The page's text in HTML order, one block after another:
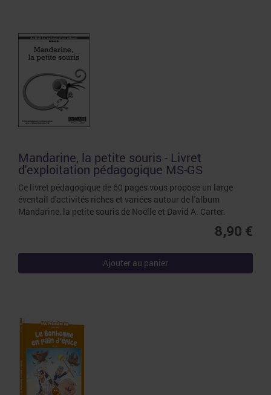
Mandarine, la petite souris - Livret
d'exploitation pédagogique MS-GS
Ce livret pédagogique de 60 pages vous propose un large
éventail d'activités riches et variées autour de l'album
Mandarine, la petite souris de Noëlle et David A. Carter.
8,90 €
Ajouter au panier